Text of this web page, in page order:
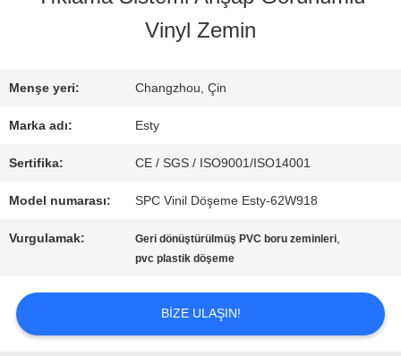
TURU
KALITE
KONTROLÜ
İLETIŞIM
Vinyl Zemin
Menşe yeri: Changzhou, Çin
Marka adı: Esty
Sertifika: CE / SGS / ISO9001/ISO14001
Model numarası: SPC Vinil Döşeme Esty-62W918
Vurgulamak: Geri dönüştürülmüş PVC boru zeminleri,
pvc plastik döşeme
BIZE ULAŞIN!